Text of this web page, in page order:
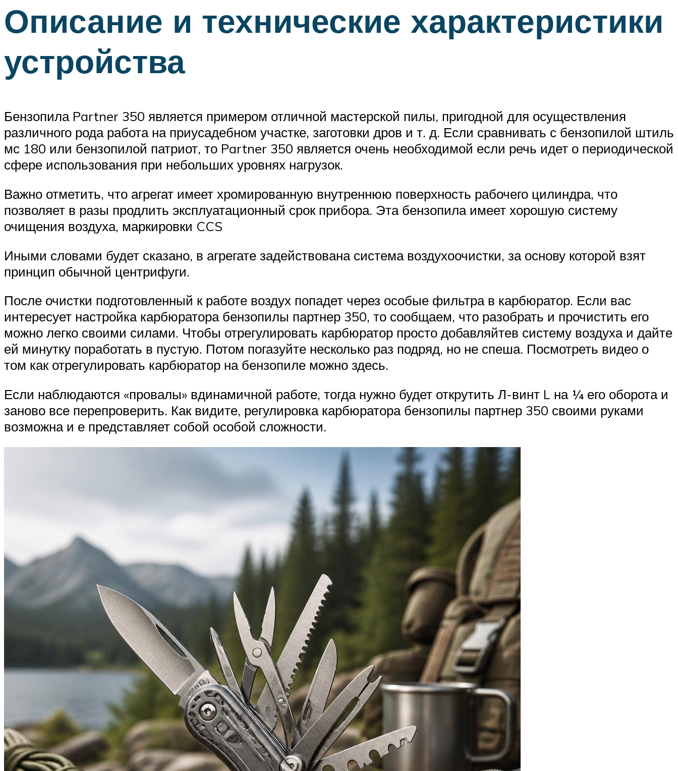
Описание и технические характеристики
устройства
Бензопила Partner 350 является примером отличной мастерской пилы, пригодной для осуществления
различного рода работа на приусадебном участке, заготовки дров и т. д. Если сравнивать с бензопилой штиль
мс 180 или бензопилой патриот, то Partner 350 является очень необходимой если речь идет о периодической
сфере использования при небольших уровнях нагрузок.
Важно отметить, что агрегат имеет хромированную внутреннюю поверхность рабочего цилиндра, что
позволяет в разы продлить эксплуатационный срок прибора. Эта бензопила имеет хорошую систему
очищения воздуха, маркировки CCS
Иными словами будет сказано, в агрегате задействована система воздухоочистки, за основу которой взят
принцип обычной центрифуги.
После очистки подготовленный к работе воздух попадет через особые фильтра в карбюратор. Если вас
интересует настройка карбюратора бензопилы партнер 350, то сообщаем, что разобрать и прочистить его
можно легко своими силами. Чтобы отрегулировать карбюратор просто добавляйтев систему воздуха и дайте
ей минутку поработать в пустую. Потом погазуйте несколько раз подряд, но не спеша. Посмотреть видео о
том как отрегулировать карбюратор на бензопиле можно здесь.
Если наблюдаются «провалы» вдинамичной работе, тогда нужно будет открутить Л-винт L на ¼ его оборота и
заново все перепроверить. Как видите, регулировка карбюратора бензопилы партнер 350 своими руками
возможна и е представляет собой особой сложности.